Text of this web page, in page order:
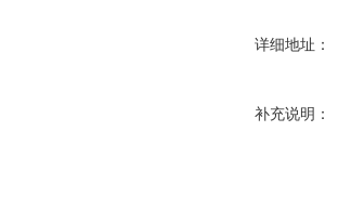
详细地址：
补充说明：